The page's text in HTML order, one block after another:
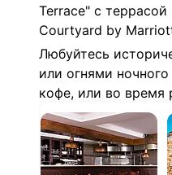
Terrace" с
Courtyard by
Любуйтесь
или огнями
кофе, или во время